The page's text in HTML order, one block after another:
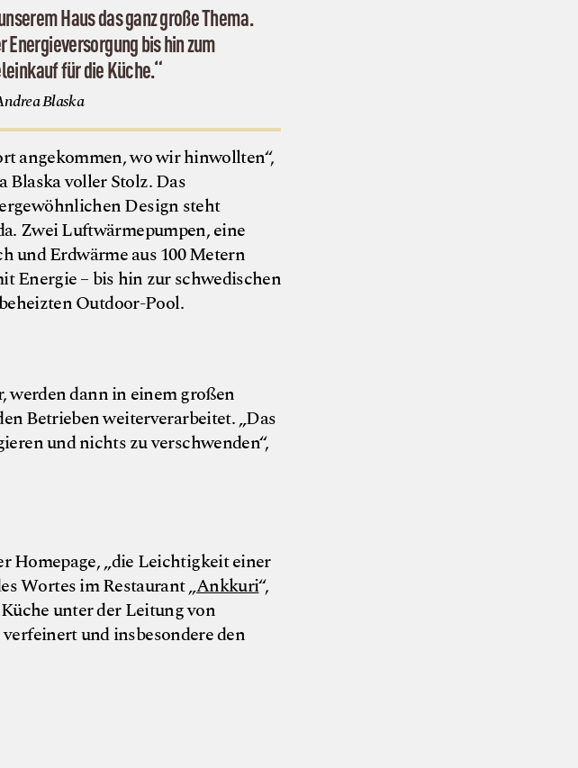
Haus das ganz große Thema.
Energieversorgung bis hin zum
für die Küche.“
Blaska
angekommen, wo wir hinwollten“,
voller Stolz. Das
Design steht
Zwei Luftwärmepumpen, eine
und Erdwärme aus 100 Metern
Energie – bis hin zur schwedischen
Outdoor-Pool.
werden dann in einem großen
Betrieben weiterverarbeitet. „Das
und nichts zu verschwenden“,
Homepage, „die Leichtigkeit einer
Wortes im Restaurant „Ankkuri“,
unter der Leitung von
und insbesondere den